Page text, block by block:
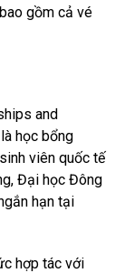
gồm cả vé
and
học bổng
viên quốc tế
Đại học Đông
hạn tại
hợp tác với